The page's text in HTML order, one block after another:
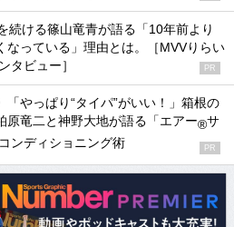
続ける篠山竜青が語る「10年前より
なっている」理由とは。［MVVりらい
タビュー］
PR
「やっぱり“タイパ”がいい！」箱根の
原竜二と神野大地が語る「エアー®サ
ンディショニング術 PR